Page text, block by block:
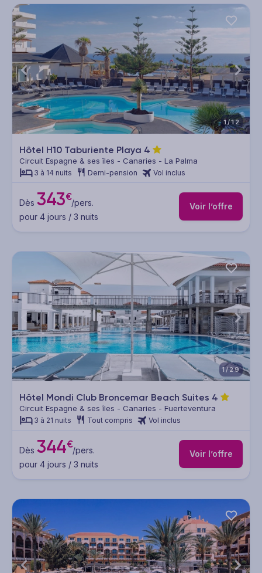
1/12
Hôtel H10 Taburiente Playa 4
Circuit Espagne & ses îles - Canaries - La Palma
3 à 14 nuits Demi-pension Vol inclus
Dès 343€/pers.
pour 4 jours / 3 nuits
Voir l’offre
1/29
Hôtel Mondi Club Broncemar Beach Suites 4
Circuit Espagne & ses îles - Canaries - Fuerteventura
3 à 21 nuits Tout compris Vol inclus
Dès 344€/pers.
pour 4 jours / 3 nuits
Voir l’offre